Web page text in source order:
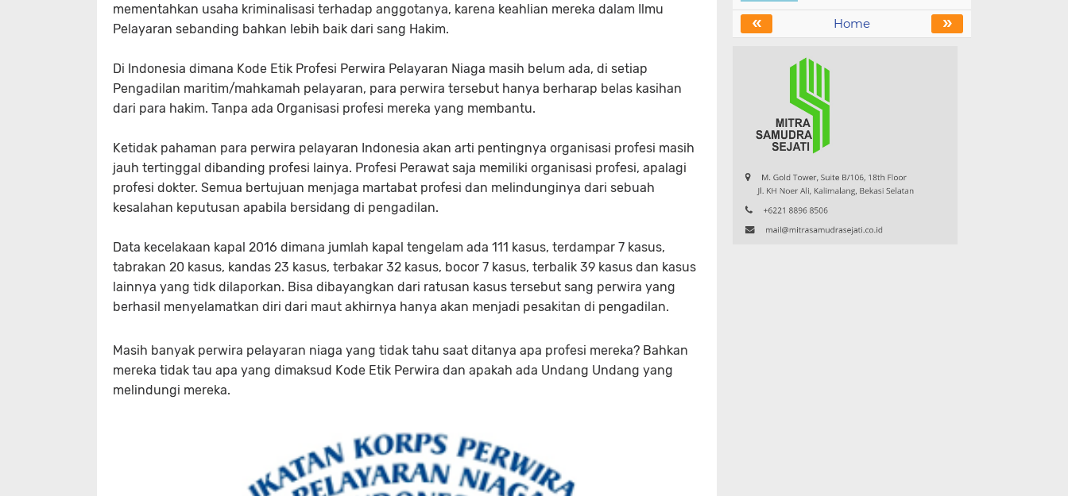
mementahkan usaha kriminalisasi terhadap anggotanya, karena keahlian mereka dalam Ilmu
Pelayaran sebanding bahkan lebih baik dari sang Hakim.
Di Indonesia dimana Kode Etik Profesi Perwira Pelayaran Niaga masih belum ada, di setiap
Pengadilan maritim/mahkamah pelayaran, para perwira tersebut hanya berharap belas kasihan
dari para hakim. Tanpa ada Organisasi profesi mereka yang membantu.
Ketidak pahaman para perwira pelayaran Indonesia akan arti pentingnya organisasi profesi masih
jauh tertinggal dibanding profesi lainya. Profesi Perawat saja memiliki organisasi profesi, apalagi
profesi dokter. Semua bertujuan menjaga martabat profesi dan melindunginya dari sebuah
kesalahan keputusan apabila bersidang di pengadilan.
Data kecelakaan kapal 2016 dimana jumlah kapal tengelam ada 111 kasus, terdampar 7 kasus,
tabrakan 20 kasus, kandas 23 kasus, terbakar 32 kasus, bocor 7 kasus, terbalik 39 kasus dan kasus
lainnya yang tidk dilaporkan. Bisa dibayangkan dari ratusan kasus tersebut sang perwira yang
berhasil menyelamatkan diri dari maut akhirnya hanya akan menjadi pesakitan di pengadilan.
Masih banyak perwira pelayaran niaga yang tidak tahu saat ditanya apa profesi mereka? Bahkan
mereka tidak tau apa yang dimaksud Kode Etik Perwira dan apakah ada Undang Undang yang
melindungi mereka.
« »
Home